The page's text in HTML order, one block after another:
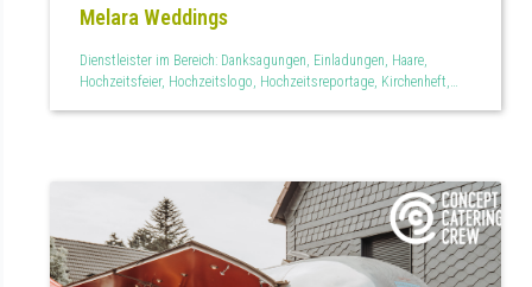
Melara Weddings
Dienstleister im Bereich: Danksagungen, Einladungen, Haare,
Hochzeitsfeier, Hochzeitslogo, Hochzeitsreportage, Kirchenheft,